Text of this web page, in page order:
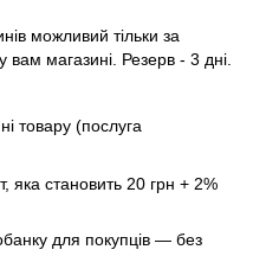
можливий тільки за
вам магазині. Резерв - 3 дні.
товару (послуга
яка становить 20 грн + 2%
для покупців — без